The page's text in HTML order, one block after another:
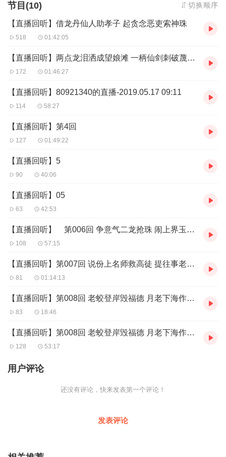
节目(10) 切换顺序
【直播回听】借龙丹仙人助孝子 起贪念恶吏索神珠
518 01:42:05
【直播回听】两点龙泪洒成望娘滩 一柄仙剑刺破蔑龙眼
172 01:46:27
【直播回听】80921340的直播-2019.05.17 09:11
114 58:27
【直播回听】第4回
127 01:49:22
【直播回听】5
90 40:06
【直播回听】05
63 42:53
【直播回听】 第006回 争意气二龙抢珠 闹上界玉帝求贤
108 57:15
【直播回听】第007回 说份上名师救高徒 提往事老鼠化蝙蝠
81 01:14:13
【直播回听】第008回 老蛟登岸毁福德 月老下海作龙媒
83 18:46
【直播回听】第008回 老蛟登岸毁福德 月老下海作龙媒
128 53:17
用户评论
还没有评论，快来发表第一个评论！
发表评论